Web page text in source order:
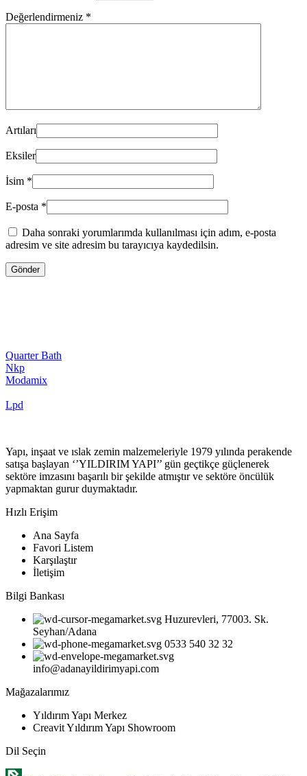
Değerlendirmeniz *
Artıları
Eksiler
İsim *
E-posta *
Daha sonraki yorumlarımda kullanılması için adım, e-posta
adresim ve site adresim bu tarayıcıya kaydedilsin.
Quarter Bath
Nkp
Modamix
Lpd
Yapı, inşaat ve ıslak zemin malzemeleriyle 1979 yılında perakende
satışa başlayan ‘’YILDIRIM YAPI’’ gün geçtikçe güçlenerek
sektöre imzasını başarılı bir şekilde atmıştır ve sektöre öncülük
yapmaktan gurur duymaktadır.
Hızlı Erişim
Ana Sayfa
Favori Listem
Karşılaştır
İletişim
Bilgi Bankası
Huzurevleri, 77003. Sk.
Seyhan/Adana
0533 540 32 32
info@adanayildirimyapi.com
Mağazalarımız
Yıldırım Yapı Merkez
Creavit Yıldırım Yapı Showroom
Dil Seçin